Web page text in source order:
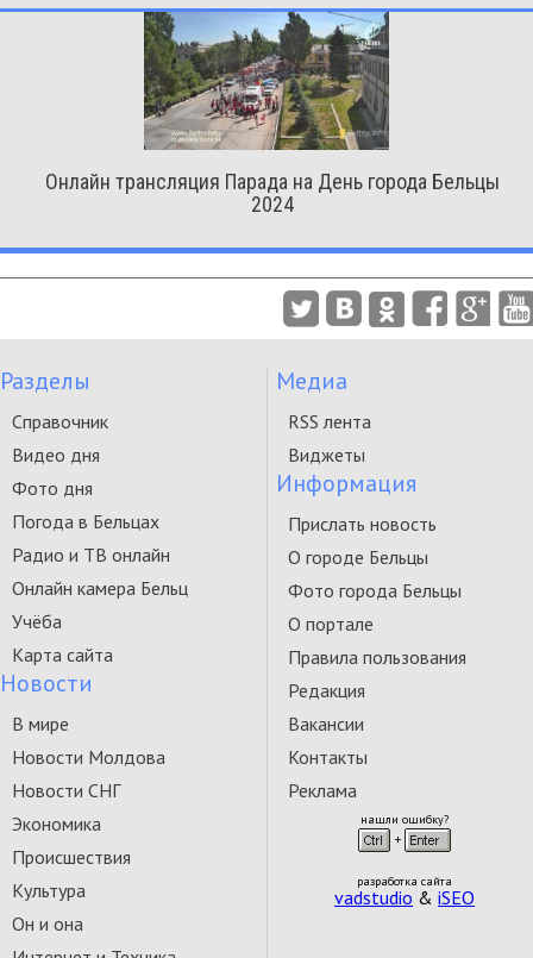
Онлайн трансляция Парада на День города Бельцы
2024
Разделы
Справочник
Видео дня
Фото дня
Погода в Бельцах
Радио и ТВ онлайн
Онлайн камера Бельц
Учёба
Карта сайта
Новости
В мире
Новости Молдова
Новости СНГ
Экономика
Происшествия
Культура
Он и она
Медиа
RSS лента
Виджеты
Информация
Прислать новость
О городе Бельцы
Фото города Бельцы
О портале
Правила пользования
Редакция
Вакансии
Контакты
Реклама
нашли ошибку?
разработка сайта
vadstudio & iSEO